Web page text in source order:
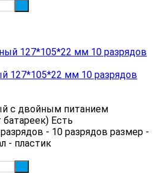
127*105*22 мм 10 разрядов
с двойным питанием
батареек) Есть
- 10 разрядов размер -
- пластик